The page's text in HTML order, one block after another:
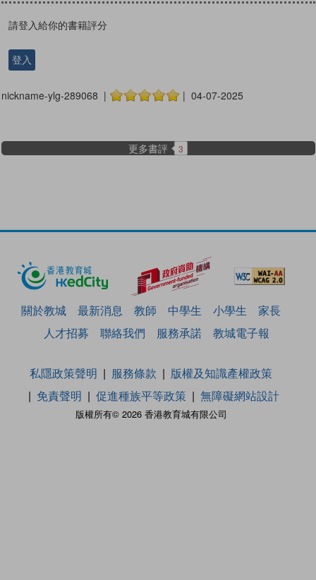
請登入給你的書籍評分
登入
nickname-ylg-289068 | | 04-07-2025
更多書評 3
關於教城 最新消息 教師 中學生 小學生
家長
人才招募
聯絡我們 服務承諾 教城電子報
版權所有© 2026 香港教育城有限公司
私隱政策聲明 服務條款
版權及知識產權政策
免責聲明
促進種族平等政策 無障礙網站設計